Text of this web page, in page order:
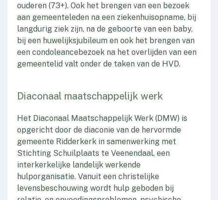
ouderen (73+). Ook het brengen van een bezoek
aan gemeenteleden na een ziekenhuisopname, bij
langdurig ziek zijn, na de geboorte van een baby,
bij een huwelijksjubileum en ook het brengen van
een condoleancebezoek na het overlijden van een
gemeentelid valt onder de taken van de HVD.
Diaconaal maatschappelijk werk
Het Diaconaal Maatschappelijk Werk (DMW) is
opgericht door de diaconie van de hervormde
gemeente Ridderkerk in samenwerking met
Stichting Schuilplaats te Veenendaal, een
interkerkelijke landelijk werkende
hulporganisatie. Vanuit een christelijke
levensbeschouwing wordt hulp geboden bij